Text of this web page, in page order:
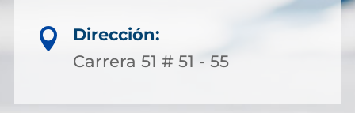

Dirección:
Carrera 51 # 51 - 55